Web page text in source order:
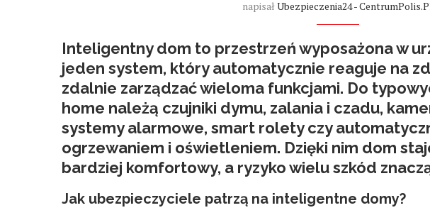
napisałUbezpieczenia24 -
Inteligentny dom to przestrzeń wyposażona w
jeden system, który automatycznie reaguje na
zdalnie zarządzać wieloma funkcjami. Do
home należą czujniki dymu, zalania i czadu,
systemy alarmowe, smart rolety czy
ogrzewaniem i oświetleniem. Dzięki nim dom
bardziej komfortowy, a ryzyko wielu szkód
Jak ubezpieczyciele patrzą na inteligentne domy?